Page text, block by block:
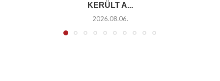
KERÜLT A...
2026.08.06.